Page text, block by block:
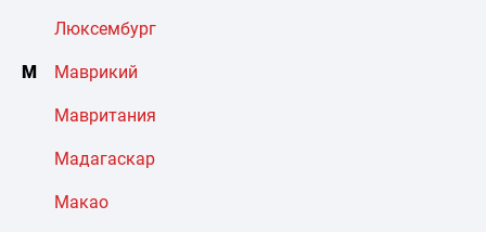
Люксембург
М Маврикий
Мавритания
Мадагаскар
Макао